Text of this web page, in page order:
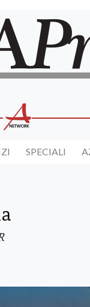
SPECIALI